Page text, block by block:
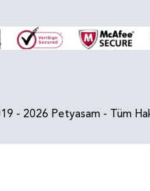
- 2026 Petyasam - Tüm